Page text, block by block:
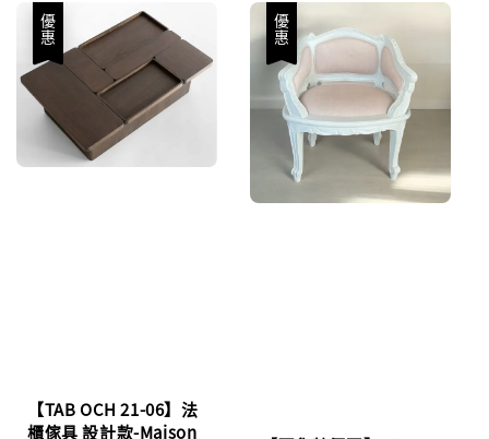
優惠
【TAB OCH 21-06】法
櫃傢具 設計款-Maison
優惠